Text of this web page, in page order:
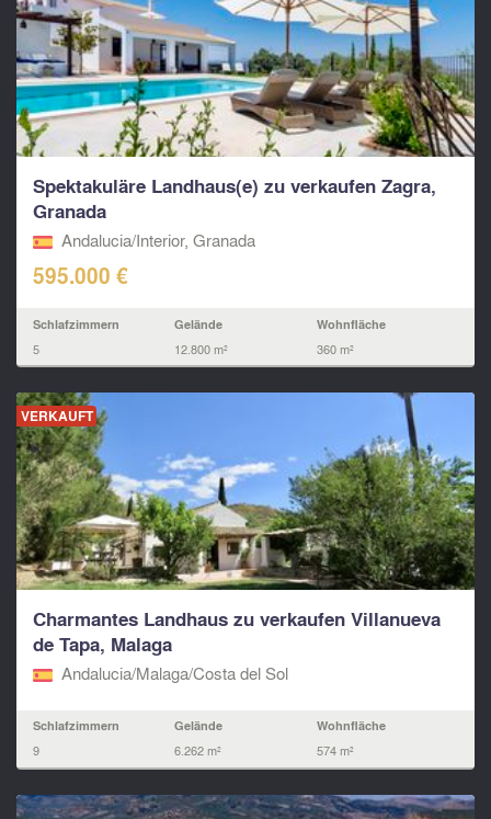
Spektakuläre Landhaus(e) zu verkaufen Zagra,
Granada
Andalucia/Interior, Granada
595.000 €
Schlafzimmern
5
Gelände
12.800 m²
Wohnfläche
360 m²
VERKAUFT
Charmantes Landhaus zu verkaufen Villanueva
de Tapa, Malaga
Andalucia/Malaga/Costa del Sol
Schlafzimmern
9
Gelände
6.262 m²
Wohnfläche
574 m²